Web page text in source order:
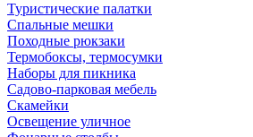
Туристические палатки
Спальные мешки
Походные рюкзаки
Термобоксы, термосумки
Наборы для пикника
Садово-парковая мебель
Скамейки
Освещение уличное